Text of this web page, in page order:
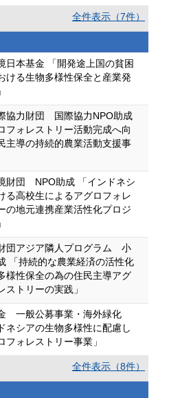
全件表示（7件）
日本基金 「開発途上国の貧困
ける生物多様性保全と産業発
協力財団 国際協力NPO助成
フォレストリー活動完成へ向
主導の持続的農業活動支援事
財団 NPO助成 「インドネシ
る高校生によるアグロフォレ
の地元連携産業活性化プロジ
団アジア隣人プログラム 小
「持続的な農業経済の活性化
様性保全の為の住民主導アグ
ストリーの実践」
一般公募事業・海外緑化
ネシアの生物多様性に配慮し
フォレストリー事業」
全件表示（8件）